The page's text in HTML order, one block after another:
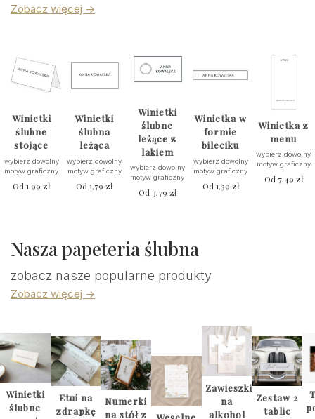
Zobacz więcej ->
Winietki
ślubne
stojące
wybierz dowolny
motyw graficzny
Od1,99zł
Winietki
ślubna
leżąca
wybierz dowolny
motyw graficzny
Od1,79zł
Winietki
ślubne
leżące z
lakiem
wybierz dowolny
motyw graficzny
Od 3,79 zł
Winietka w
formie
bileciku
wybierz dowolny
motyw graficzny
Od 1,39 zł
Winietka z
menu
wybierz dowolny
motyw graficzny
Od 7,49 zł
Nasza papeteria ślubna
zobacz nasze popularne produkty
Zobacz więcej ->
Winietki
ślubne
Etui na
zdrapkę
Numerki
na stół z
Zawieszki
na
alkohol
Zestaw 2
tablic